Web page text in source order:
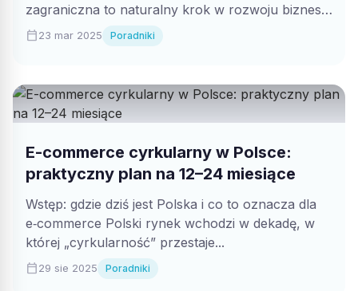
zagraniczna to naturalny krok w rozwoju biznesu
e-commerce. Dzięki...
calendar_today23 mar 2025 Poradniki
E-commerce cyrkularny w Polsce:
praktyczny plan na 12–24 miesiące
Wstęp: gdzie dziś jest Polska i co to oznacza dla
e‑commerce Polski rynek wchodzi w dekadę, w
której „cyrkularność” przestaje...
calendar_today29 sie 2025 Poradniki